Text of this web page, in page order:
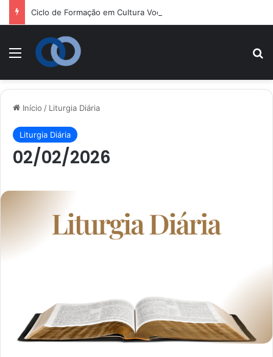
Menu
Início / Liturgia Diária
Liturgia Diária
02/02/2026